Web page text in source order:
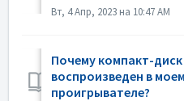
Вт, 4 Апр, 2023 на 10:47 AM
Почему компакт-
воспроизведен в
проигрывателе?